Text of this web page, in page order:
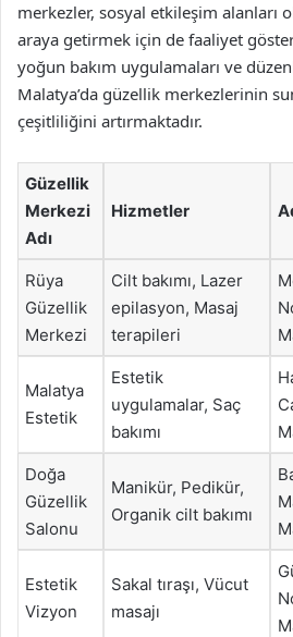
merkezler, sosyal etkileşim alanları
araya getirmek için de faaliyet
yoğun bakım uygulamaları ve
Malatya’da güzellik merkezlerinin
çeşitliliğini artırmaktadır.
Güzellik
Merkezi
Adı
Hizmetler
Rüya
Güzellik
Merkezi
Cilt bakımı, Lazer
epilasyon, Masaj
terapileri
Malatya
Estetik
Estetik
uygulamalar, Saç
bakımı
Doğa
Güzellik
Salonu
Manikür, Pedikür,
Organik cilt bakımı
Estetik
Vizyon
Sakal tıraşı, Vücut
masajı